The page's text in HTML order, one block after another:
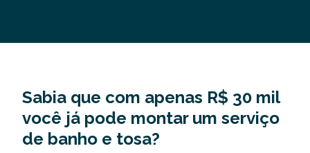
Sabia que com apenas R$ 30 mil
você já pode montar um serviço
de banho e tosa?